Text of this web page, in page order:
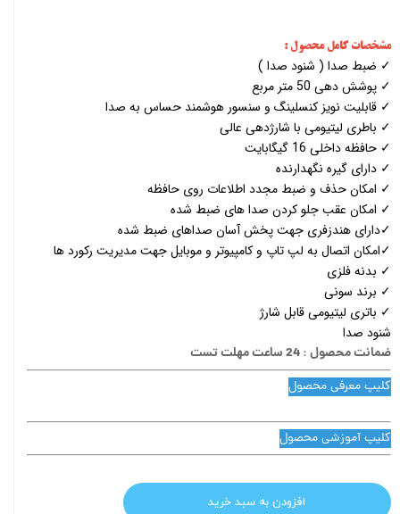
مشخصات کامل محصول :
✓ ضبط صدا ( شنود صدا )
✓ پوشش دهی 50 متر مربع
✓ قابلیت نویز کنسلینگ و سنسور هوشمند حساس به صدا
✓ باطری لیتیومی با شارژدهی عالی
✓ حافظه داخلی 16 گیگابایت
✓ دارای گیره نگهدارنده
✓ امکان حذف و ضبط مجدد اطلاعات روی حافظه
✓ امکان عقب جلو کردن صدا های ضبط شده
✓دارای هندزفری جهت پخش آسان صداهای ضبط شده
✓امکان اتصال به لپ تاپ و کامپیوتر و موبایل جهت مدیریت رکورد ها
✓ بدنه فلزی
✓ برند سونی
✓ باتری لیتیومی قابل شارژ
شنود صدا
ضمانت محصول : 24 ساعت مهلت تست
کلیپ معرفی محصول
کلیپ آموزشی محصول
افزودن به سبد خرید